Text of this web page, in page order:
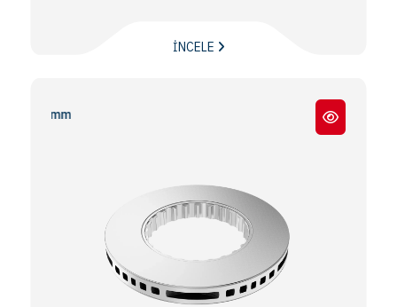
İNCELE
FH 12 / FH16 / FM -12 /